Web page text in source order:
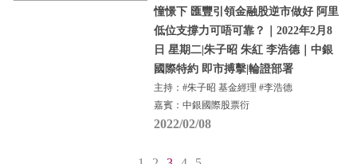
憧憬下 匯豐引領金融股逆市做好 阿里
低位支撐力可唔可靠？｜2022年2月8
日 星期二|朱子昭 朱紅 李浩德｜中銀
國際特約 即市搏擊|輪證部署
主持：#朱子昭 基金經理 #李浩德
嘉賓：中銀國際股票衍
2022/02/08